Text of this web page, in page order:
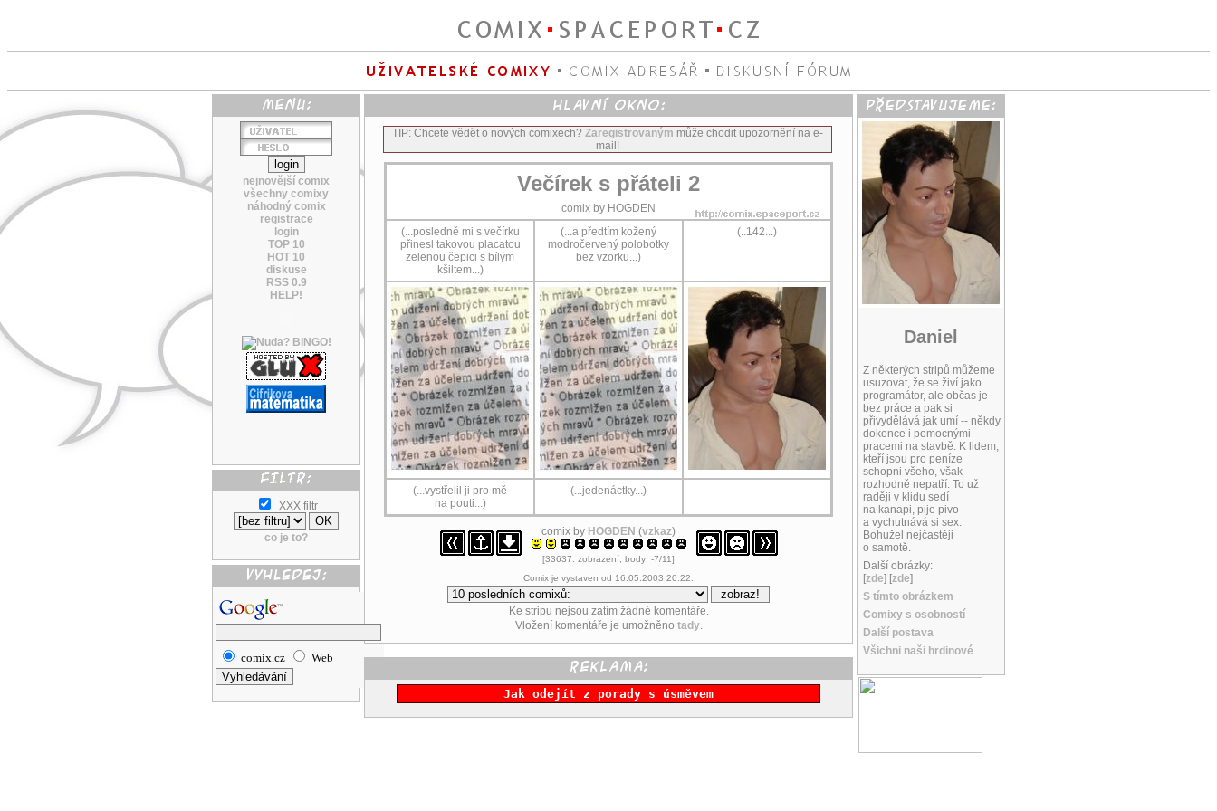
nejnovější comix
všechny comixy
náhodný comix
registrace
login
TOP 10
HOT 10
diskuse
RSS 0.9
HELP!
XXX filtr
co je to?
comix.cz Web
TIP: Chcete vědět o nových comixech? Zaregistrovaným může chodit upozornění na e-
mail!
Večírek s přáteli 2
comix by HOGDEN
(...posledně mi s večírku
přinesl takovou placatou
zelenou čepici s bílým
kšiltem...)
(...a předtím kožený
modročervený polobotky
bez vzorku...)
(..142...)
(...vystřelil ji pro mě
na pouti...)
(...jedenáctky...)
comix by HOGDEN (vzkaz)
[33637. zobrazení; body: -7/11]
Comix je vystaven od 16.05.2003 20:22.
Ke stripu nejsou zatím žádné komentáře.
Vložení komentáře je umožněno tady.
Jak odejít z porady s úsměvem
Daniel
Z některých stripů můžeme
usuzovat, že se živí jako
programátor, ale občas je
bez práce a pak si
přivydělává jak umí -- někdy
dokonce i pomocnými
pracemi na stavbě. K lidem,
kteří jsou pro peníze
schopni všeho, však
rozhodně nepatří. To už
raději v klidu sedí
na kanapi, pije pivo
a vychutnává si sex.
Bohužel nejčastěji
o samotě.
Další obrázky:
[zde] [zde]
S tímto obrázkem
Comixy s osobností
Další postava
Všichni naši hrdinové